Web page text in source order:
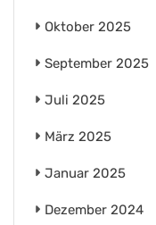
Oktober 2025
September 2025
Juli 2025
März 2025
Januar 2025
Dezember 2024